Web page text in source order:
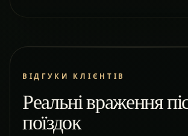
ВІДГУКИ КЛІЄНТІВ
Реальні враження
поїздок